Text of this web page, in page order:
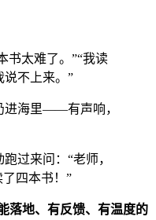
书太难了。”“我读
说不上来。”
进海里——有声响，
过来问：“老师，
四本书！”
落地、有反馈、有温度的